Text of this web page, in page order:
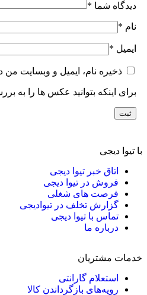
دیدگاه شما *
نام *
ایمیل *
ذخیره نام، ایمیل و وبسایت
برای اینکه بتوانید عکس ها را به
با تیوا دیجی
اتاق خبر تیوا دیجی
فروش در تیوا دیجی
فرصت های شغلی
گزارش تخلف در تیوادیجی
تماس با تیوا دیجی
درباره ما
خدمات مشتریان
استعلام گارانتی
رویه‌های بازگرداندن کالا